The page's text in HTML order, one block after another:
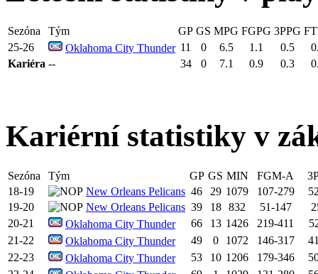
Sezóna Tým GP GS MPG FGPG 3PPG
25-26
Oklahoma City Thunder 11 0 6.5 1.1 0.5
Kariéra -- 34 0 7.1 0.9 0.3
Kariérní statistiky v
Sezóna Tým GP GS MIN FGM-A
18-19
New Orleans Pelicans 46 29 1079 107-279
19-20
New Orleans Pelicans 39 18 832 51-147
20-21
Oklahoma City Thunder 66 13 1426 219-411
21-22
Oklahoma City Thunder 49 0 1072 146-317
22-23
Oklahoma City Thunder 53 10 1206 179-346